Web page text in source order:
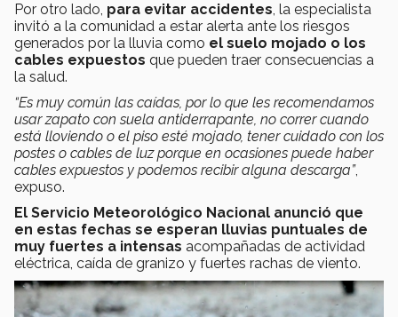
Por otro lado, para evitar accidentes, la especialista
invitó a la comunidad a estar alerta ante los riesgos
generados por la lluvia como el suelo mojado o los
cables expuestos que pueden traer consecuencias a
la salud.
“Es muy común las caídas, por lo que les recomendamos
usar zapato con suela antiderrapante, no correr cuando
está lloviendo o el piso esté mojado, tener cuidado con los
postes o cables de luz porque en ocasiones puede haber
cables expuestos y podemos recibir alguna descarga”,
expuso.
El Servicio Meteorológico Nacional anunció que
en estas fechas se esperan lluvias puntuales de
muy fuertes a intensas acompañadas de actividad
eléctrica, caída de granizo y fuertes rachas de viento.